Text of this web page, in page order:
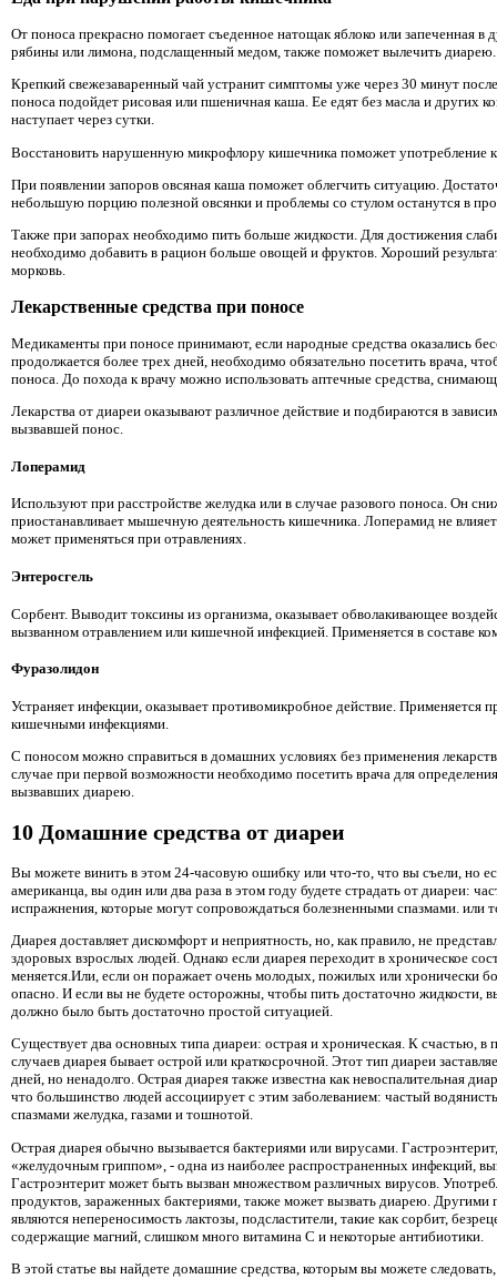
От поноса прекрасно помогает съеденное натощак яблоко или запеченная
рябины или лимона, подслащенный медом, также поможет вылечить диарею.
Крепкий свежезаваренный чай устранит симптомы уже через 30 минут
поноса подойдет рисовая или пшеничная каша. Ее едят без масла и других
наступает через сутки.
Восстановить нарушенную микрофлору кишечника поможет употребление
При появлении запоров овсяная каша поможет облегчить ситуацию.
небольшую порцию полезной овсянки и проблемы со стулом останутся в
Также при запорах необходимо пить больше жидкости. Для достижения
необходимо добавить в рацион больше овощей и фруктов. Хороший
морковь.
Лекарственные средства при поносе
Медикаменты при поносе принимают, если народные средства оказались
продолжается более трех дней, необходимо обязательно посетить врача,
поноса. До похода к врачу можно использовать аптечные средства,
Лекарства от диареи оказывают различное действие и подбираются в
вызвавшей понос.
Лоперамид
Используют при расстройстве желудка или в случае разового поноса. Он
приостанавливает мышечную деятельность кишечника. Лоперамид не
может применяться при отравлениях.
Энтеросгель
Сорбент. Выводит токсины из организма, оказывает обволакивающее
вызванном отравлением или кишечной инфекцией. Применяется в составе
Фуразолидон
Устраняет инфекции, оказывает противомикробное действие. Применяется
кишечными инфекциями.
С поносом можно справиться в домашних условиях без применения
случае при первой возможности необходимо посетить врача для
вызвавших диарею.
10 Домашние средства от диареи
Вы можете винить в этом 24-часовую ошибку или что-то, что вы съели, но
американца, вы один или два раза в этом году будете страдать от диареи:
испражнения, которые могут сопровождаться болезненными спазмами. или
Диарея доставляет дискомфорт и неприятность, но, как правило, не
здоровых взрослых людей. Однако если диарея переходит в хроническое
меняется.Или, если он поражает очень молодых, пожилых или хронически
опасно. И если вы не будете осторожны, чтобы пить достаточно жидкости,
должно было быть достаточно простой ситуацией.
Существует два основных типа диареи: острая и хроническая. К счастью,
случаев диарея бывает острой или краткосрочной. Этот тип диареи
дней, но ненадолго. Острая диарея также известна как невоспалительная
что большинство людей ассоциирует с этим заболеванием: частый
спазмами желудка, газами и тошнотой.
Острая диарея обычно вызывается бактериями или вирусами.
«желудочным гриппом», - одна из наиболее распространенных инфекций,
Гастроэнтерит может быть вызван множеством различных вирусов.
продуктов, зараженных бактериями, также может вызвать диарею. Другими
являются непереносимость лактозы, подсластители, такие как сорбит,
содержащие магний, слишком много витамина С и некоторые антибиотики.
В этой статье вы найдете домашние средства, которым вы можете